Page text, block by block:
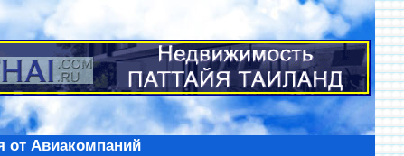
от Авиакомпаний